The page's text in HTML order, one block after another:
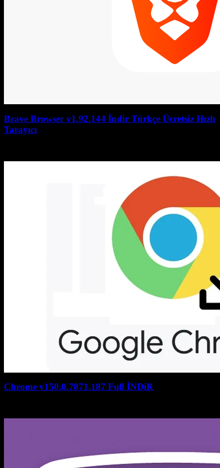
Brave Browser v1.92.144 İndir Türkçe Ücretsiz Hızlı
Tarayıcı
Chrome v150.0.7871.187 Full İNDiR